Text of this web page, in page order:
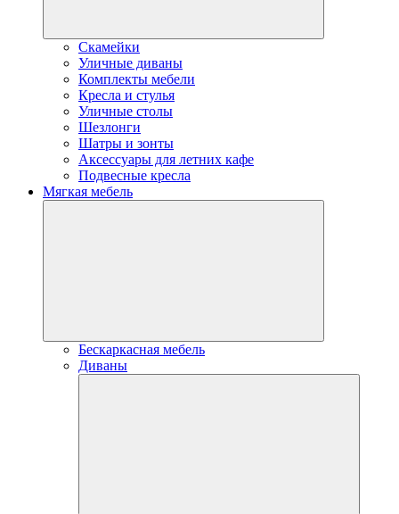
Скамейки
Уличные диваны
Комплекты мебели
Кресла и стулья
Уличные столы
Шезлонги
Шатры и зонты
Аксессуары для летних кафе
Подвесные кресла
Мягкая мебель
Бескаркасная мебель
Диваны